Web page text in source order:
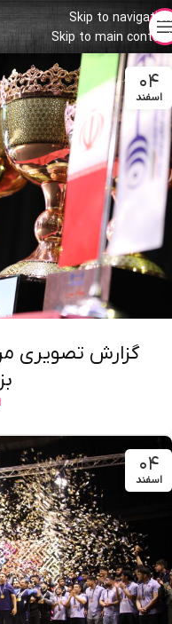
Skip to navigation
Skip to main content
۰۴
اسفند
گزارش تصویری
۰۴
اسفند